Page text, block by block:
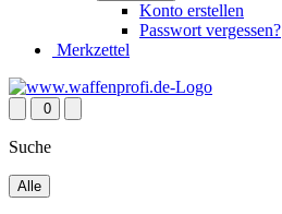
Konto erstellen
Passwort vergessen?
Merkzettel
0
Suche
Alle